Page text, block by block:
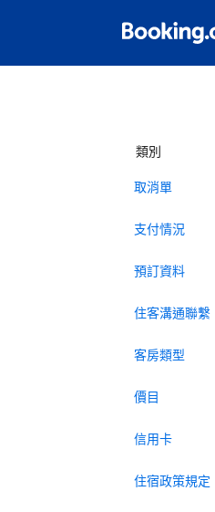
類別
取消單
支付情況
預訂資料
住客溝通聯繫
客房類型
價目
信用卡
住宿政策規定